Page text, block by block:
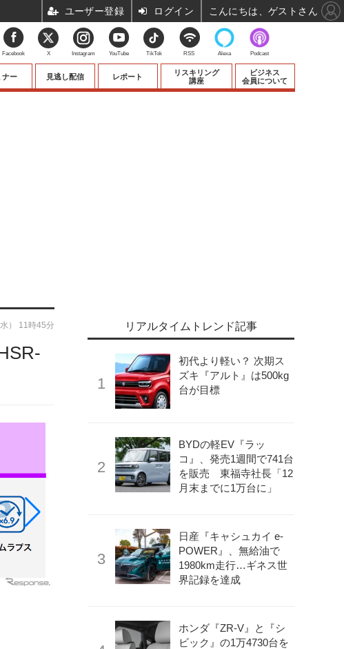
ナー 見逃し配信 レポート
リスキリング
講座
ビジネス
会員について
） 11時45分 リアルタイムトレンド記事
初代より軽い？ 次期ス
ズキ『アルト』は500kg
台が目標
BYDの軽EV『ラッ
コ』、発売1週間で741台
を販売 東福寺社長「12
月末までに1万台に」
日産『キャシュカイ e-
POWER』、無給油で
1980km走行…ギネス世
界記録を達成
ホンダ『ZR-V』と『シ
ビック』の1万4730台を
Facebook X Instagram YouTube TikTok RSS Alexa Podcast
ユーザー登録 ログイン こんにちは、ゲストさん